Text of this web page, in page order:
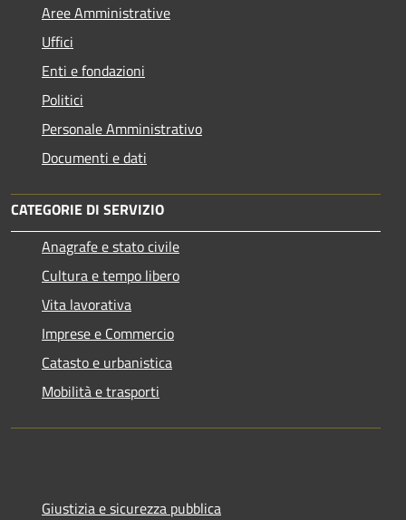
Aree Amministrative
Uffici
Enti e fondazioni
Politici
Personale Amministrativo
Documenti e dati
CATEGORIE DI SERVIZIO
Anagrafe e stato civile
Cultura e tempo libero
Vita lavorativa
Imprese e Commercio
Catasto e urbanistica
Mobilità e trasporti
Giustizia e sicurezza pubblica